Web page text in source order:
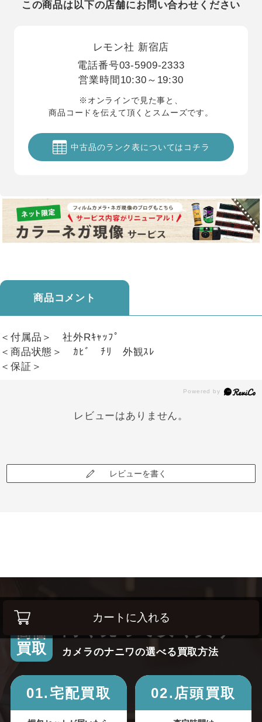
カートに入れる
この商品は以下の店舗にお問い合わせください
レモン社 新宿店
電話番号03-5909-2333
営業時間 10:30～19:30
※オンラインで見た事と、
商品コードを伝えて頂くとスムーズです。
中古品のランク表についてはコチラ
商品コメント
＜付属品＞ 社外Rｷｬｯﾌﾟ
＜商品状態＞ ｶﾋﾞ ﾁﾘ 外観ｽﾚ
＜保証＞
レビューはありません。
レビューを書く
高価
買取
高く売って安く買う！
カメラのナニワの選べる買取方法
01.宅配買取 02.店頭買取